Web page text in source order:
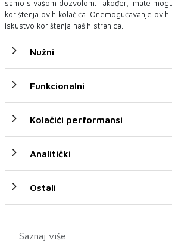
Predložen jednomjesečni
osumnjičenog za prevaru
Općinskom sudu u Srebreniku određ...
samo s vašom dozvolom. Također, imate
korištenja ovih kolačića. Onemogućavanje
iskustvo korištenja naših stranica.
Nužni
Funkcionalni
Kolačići performansi
Analitički
Ostali
Saznaj više